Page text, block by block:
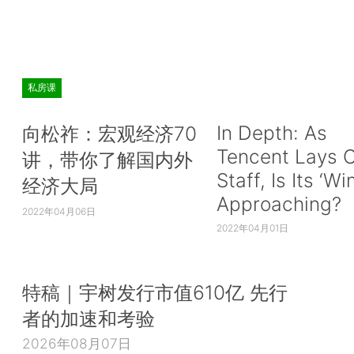
私房课
向松祚：宏观经济70
讲，带你了解国内外
经济大局
2022年04月06日
In Depth: As
Tencent Lays
Staff, Is Its
Approaching?
2022年04月01日
特稿｜宇树发行市值610亿 先行
者的加速和考验
2026年08月07日